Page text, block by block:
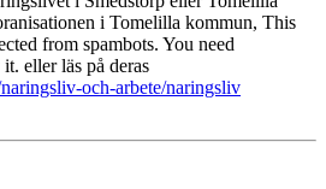
i Tomelilla kommun, This
from spambots. You need
it. eller läs på deras
och-arbete/naringsliv